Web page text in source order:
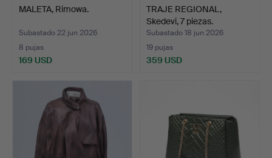
MALETA, Rimowa.
Subastado 22 jun 2026
8 pujas
169 USD
TRAJE REGIONAL,
Skedevi, 7 piezas.
Subastado 18 jun 2026
19 pujas
359 USD